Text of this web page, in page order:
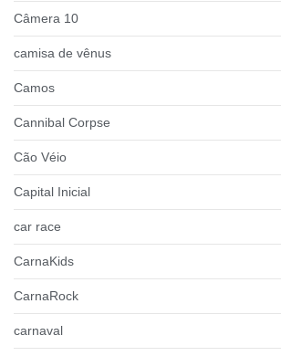
Câmera 10
camisa de vênus
Camos
Cannibal Corpse
Cão Véio
Capital Inicial
car race
CarnaKids
CarnaRock
carnaval